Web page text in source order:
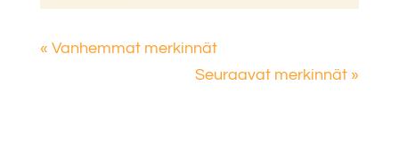
« Vanhemmat merkinnät
Seuraavat merkinnät »